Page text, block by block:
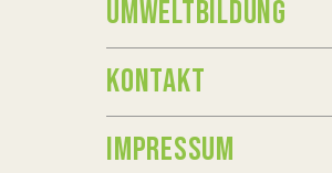
UMWELTBILDUNG
KONTAKT
IMPRESSUM